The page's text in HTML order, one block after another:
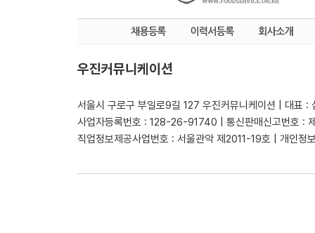
우진커뮤니케이션
서울시 구로구 부일로9길 127 우진커뮤니케이션 | 대표 :
사업자등록번호 : 128-26-91740 | 통신판매신고번호 :
직업정보제공사업번호 : 서울관악 제2011-19호 | 개인정